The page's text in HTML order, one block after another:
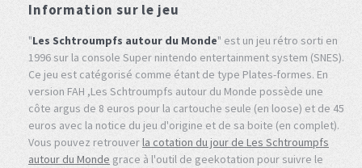
Information sur le jeu
"Les Schtroumpfs autour du Monde" est un jeu rétro sorti en
1996 sur la console Super nintendo entertainment system (SNES).
Ce jeu est catégorisé comme étant de type Plates-formes. En
version FAH ,Les Schtroumpfs autour du Monde possède une
côte argus de 8 euros pour la cartouche seule (en loose) et de 45
euros avec la notice du jeu d'origine et de sa boite (en complet).
Vous pouvez retrouverla cotation du jour de Les Schtroumpfs
autour du Monde grace à l'outil de geekotation pour suivre le